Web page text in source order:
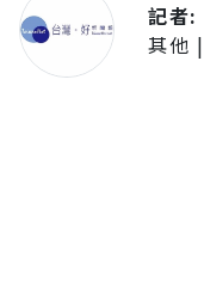
記者:
其他 |